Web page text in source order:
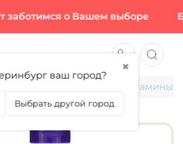
заботимся о Вашем выборе
Витамины
D3 10000, 60 ТАБЛ
✖
ваш город?
Выбрать другой город